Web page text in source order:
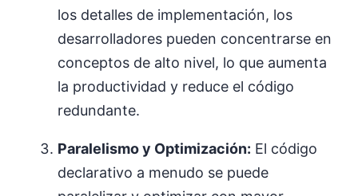
los detalles de implementación, los
desarrolladores pueden concentrarse en
conceptos de alto nivel, lo que aumenta
la productividad y reduce el código
redundante.
Paralelismo y Optimización: El código
declarativo a menudo se puede